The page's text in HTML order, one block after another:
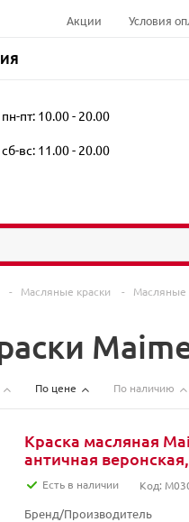
Акции Условия
пт: 10.00 - 20.00
вс: 11.00 - 20.00
- Масляные краски - Масляные
По цене По наличию
Краска масляная
античная
Есть в наличии Код:
Бренд/Производитель